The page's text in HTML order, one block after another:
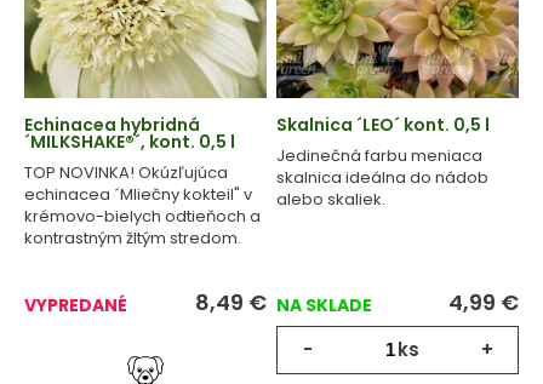
Echinacea hybridná
´MILKSHAKE®´, kont. 0,5 l
TOP NOVINKA! Okúzľujúca
echinacea ´Mliečny kokteil" v
krémovo-bielych odtieňoch a
kontrastným žltým stredom.
VYPREDANÉ 8,49 €
Skalnica ´LEO´ kont. 0,5 l
Jedinečná farbu meniaca
skalnica ideálna do nádob
alebo skaliek.
NA SKLADE 4,99 €
- ks +